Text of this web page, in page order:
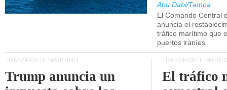
Abu Dabi/Tampa
El Comando Central
anuncia el
tráfico marítimo que
puertos iraníes.
TRANSPORTE MARÍTIMO
Trump anuncia un
TRANSPORTE
El tráfico